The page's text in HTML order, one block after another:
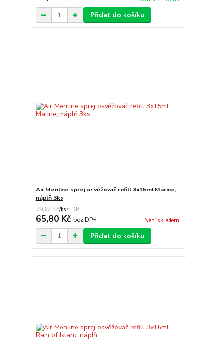
Přidat do košíku
Air Menline sprej osvěžovač refill 3x15ml Marine,
náplň 3ks
79,62 Kč/ks
65,80 Kč bez DPH Není skladem
Přidat do košíku